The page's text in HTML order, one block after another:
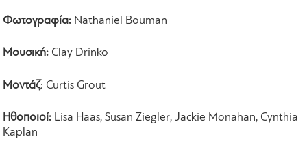
Φωτογραφία: Nathaniel Bouman
Mουσική: Clay Drinko
Μοντάζ: Curtis Grout
Ηθοποιοί: Lisa Haas, Susan Ziegler, Jackie Monahan, Cynthia
Kaplan